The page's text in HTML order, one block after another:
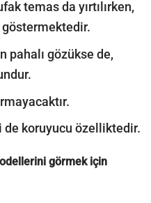
temas da yırtılırken,
göstermektedir.
pahalı gözükse de,
de koruyucu özelliktedir.
görmek için